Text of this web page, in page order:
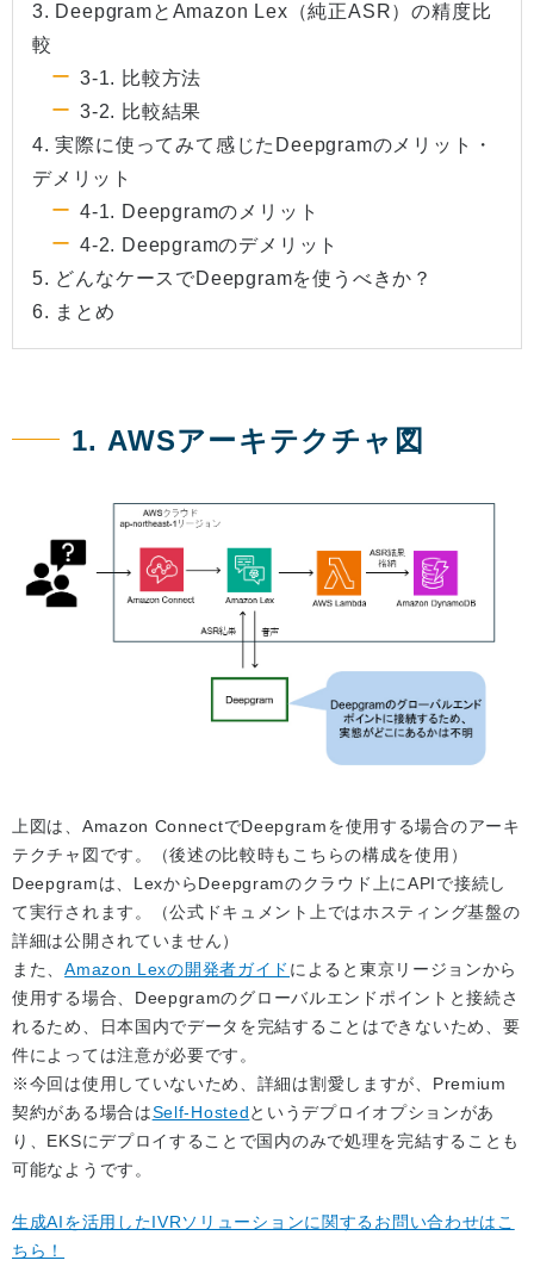
3. DeepgramとAmazon Lex（純正ASR）の精度比
較
3-1. 比較方法
3-2. 比較結果
4. 実際に使ってみて感じたDeepgramのメリット・
デメリット
4-1. Deepgramのメリット
4-2. Deepgramのデメリット
5. どんなケースでDeepgramを使うべきか？
6. まとめ
1. AWSアーキテクチャ図
上図は、Amazon ConnectでDeepgramを使用する場合のアーキ
テクチャ図です。（後述の比較時もこちらの構成を使用）
Deepgramは、LexからDeepgramのクラウド上にAPIで接続し
て実行されます。（公式ドキュメント上ではホスティング基盤の
詳細は公開されていません）
また、Amazon Lexの開発者ガイド によると東京リージョンから
使用する場合、Deepgramのグローバルエンドポイントと接続さ
れるため、日本国内でデータを完結することはできないため、要
件によっては注意が必要です。
※今回は使用していないため、詳細は割愛しますが、Premium
契約がある場合はSelf-Hostedというデプロイオプションがあ
り、EKSにデプロイすることで国内のみで処理を完結することも
可能なようです。
生成AIを活用したIVRソリューションに関するお問い合わせはこ
ちら！